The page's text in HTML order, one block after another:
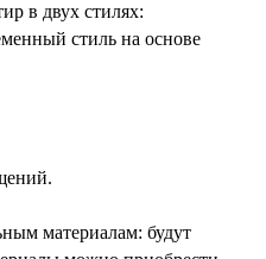
в двух стилях:
стиль на основе
материалам: будут